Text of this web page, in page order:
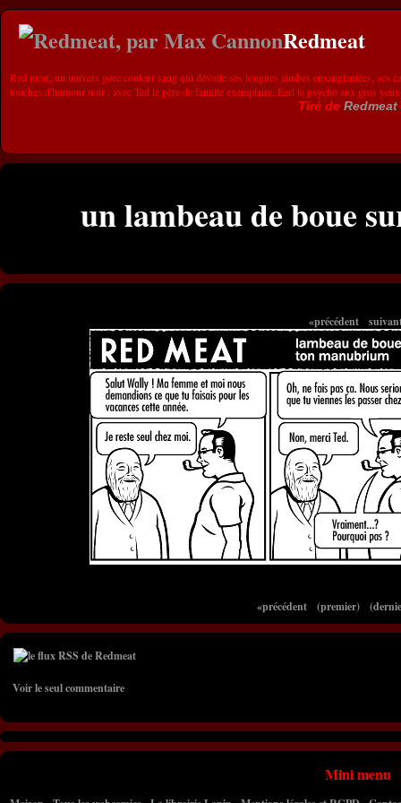
Redmeat
Red meat, un univers gore couleur sang qui dévoile ses longues jambes ensanglantées, ses
touches d'humour noir : avec Ted le père de famille exemplaire, Earl le psycho aux gros
Tiré de Redmeat
un lambeau de boue
«précédent
«précédent (premier)
Voir le seul commentaire
Mini menu